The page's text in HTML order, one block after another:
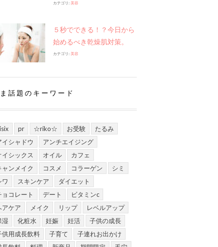
カテゴリ: 美容
５秒でできる！？今日から
始めるべき乾燥肌対策。
カテゴリ: 美容
話題のキーワード
pr ☆riko☆ お受験
たるみ
イシャドウ
アンチエイジング
イシックス
オイル
カフェ
ャンメイク
コスメ コラーゲン
シミ
ワ
スキンケア
ダイエット
ョコレート
デート
ビタミンc
アケア
メイク リップ
レベルアップ
湿
化粧水 妊娠 妊活
子供の成長
供用成長飲料
子育て
子連れお出かけ